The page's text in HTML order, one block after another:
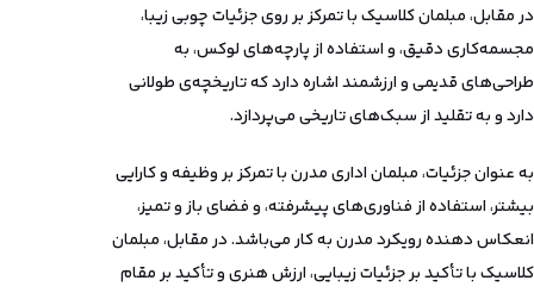
در مقابل، مبلمان کلاسیک با تمرکز بر روی جزئیات چوبی زیبا،
مجسمه‌کاری دقیق، و استفاده از پارچه‌های لوکس، به
طراحی‌های قدیمی و ارزشمند اشاره دارد که تاریخچه‌ی طولانی
دارد و به تقلید از سبک‌های تاریخی می‌پردازد.
به عنوان جزئیات، مبلمان اداری مدرن با تمرکز بر وظیفه و کارایی
بیشتر، استفاده از فناوری‌های پیشرفته، و فضای باز و تمیز،
انعکاس دهنده رویکرد مدرن به کار می‌باشد. در مقابل، مبلمان
کلاسیک با تأکید بر جزئیات زیبایی، ارزش هنری و تأکید بر مقام